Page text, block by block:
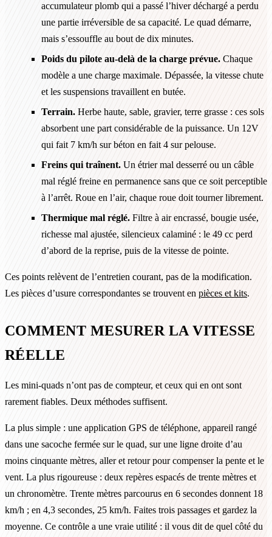
accumulateur plomb qui a passé l’hiver déchargé a perdu
une partie irréversible de sa capacité. Le quad démarre,
mais s’essouffle au bout de dix minutes.
Poids du pilote au-delà de la charge prévue. Chaque
modèle a une charge maximale. Dépassée, la vitesse chute
et les suspensions travaillent en butée.
Terrain. Herbe haute, sable, gravier, terre grasse : ces sols
absorbent une part considérable de la puissance. Un 12V
qui fait 7 km/h sur béton en fait 4 sur pelouse.
Freins qui traînent. Un étrier mal desserré ou un câble
mal réglé freine en permanence sans que ce soit perceptible
à l’arrêt. Roue en l’air, chaque roue doit tourner librement.
Thermique mal réglé. Filtre à air encrassé, bougie usée,
richesse mal ajustée, silencieux calaminé : le 49 cc perd
d’abord de la reprise, puis de la vitesse de pointe.
Ces points relèvent de l’entretien courant, pas de la modification.
Les pièces d’usure correspondantes se trouvent en pièces et kits.
COMMENT MESURER LA VITESSE
RÉELLE
Les mini-quads n’ont pas de compteur, et ceux qui en ont sont
rarement fiables. Deux méthodes suffisent.
La plus simple : une application GPS de téléphone, appareil rangé
dans une sacoche fermée sur le quad, sur une ligne droite d’au
moins cinquante mètres, aller et retour pour compenser la pente et le
vent. La plus rigoureuse : deux repères espacés de trente mètres et
un chronomètre. Trente mètres parcourus en 6 secondes donnent 18
km/h ; en 4,3 secondes, 25 km/h. Faites trois passages et gardez la
moyenne. Ce contrôle a une vraie utilité : il vous dit de quel côté du